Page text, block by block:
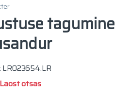
tagumine
LR023654.LR
Laost otsas